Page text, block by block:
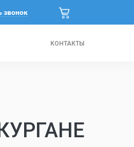
КОНТАКТЫ
звонок